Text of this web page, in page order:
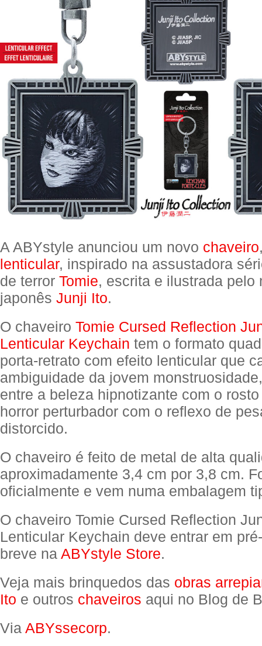
A ABYstyle anunciou um novo chaveiro
lenticular, inspirado na assustadora
de terror Tomie, escrita e ilustrada pelo
japonês Junji Ito.
O chaveiro Tomie Cursed Reflection
Lenticular Keychain tem o formato
porta-retrato com efeito lenticular que
ambiguidade da jovem
entre a beleza hipnotizante com o
horror perturbador com o reflexo de
distorcido.
O chaveiro é feito de metal de alta
aproximadamente 3,4 cm por 3,8 cm.
oficialmente e vem numa embalagem
O chaveiro Tomie Cursed Reflection
Lenticular Keychain deve entrar em
breve na ABYstyle Store.
Veja mais brinquedos das obras
Ito e outros chaveiros aqui no Blog de
Via ABYssecorp.